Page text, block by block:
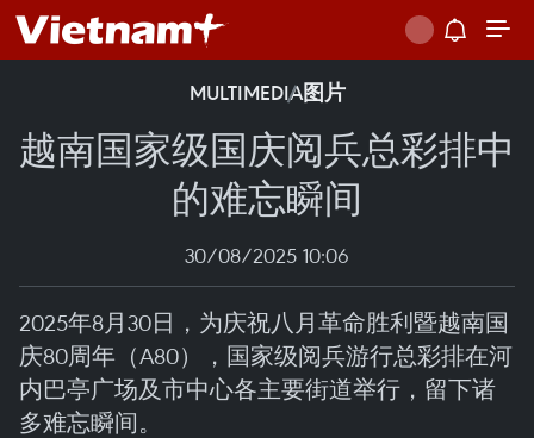
MULTIMEDIA图片
越南国家级国庆阅兵总彩排中
的难忘瞬间
30/08/2025 10:06
2025年8月30日，为庆祝八月革命胜利暨越南国
庆80周年（A80），国家级阅兵游行总彩排在河
内巴亭广场及市中心各主要街道举行，留下诸
多难忘瞬间。